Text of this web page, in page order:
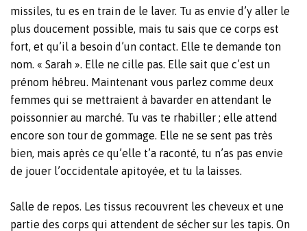
missiles, tu es en train de le laver. Tu as envie d’y aller le
plus doucement possible, mais tu sais que ce corps est
fort, et qu’il a besoin d’un contact. Elle te demande ton
nom. « Sarah ». Elle ne cille pas. Elle sait que c’est un
prénom hébreu. Maintenant vous parlez comme deux
femmes qui se mettraient à bavarder en attendant le
poissonnier au marché. Tu vas te rhabiller ; elle attend
encore son tour de gommage. Elle ne se sent pas très
bien, mais après ce qu’elle t’a raconté, tu n’as pas envie
de jouer l’occidentale apitoyée, et tu la laisses.
Salle de repos. Les tissus recouvrent les cheveux et une
partie des corps qui attendent de sécher sur les tapis. On